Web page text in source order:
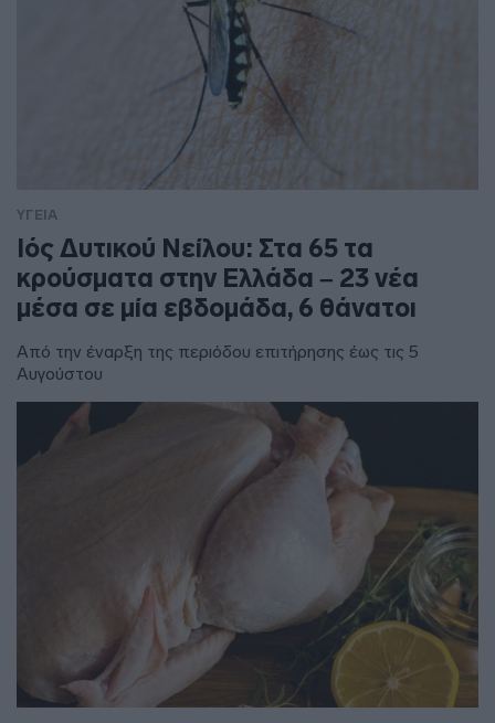
ΥΓΕΙΑ
Ιός Δυτικού Νείλου: Στα 65 τα
κρούσματα στην Ελλάδα – 23 νέα
μέσα σε μία εβδομάδα, 6 θάνατοι
Από την έναρξη της περιόδου επιτήρησης έως τις 5
Αυγούστου